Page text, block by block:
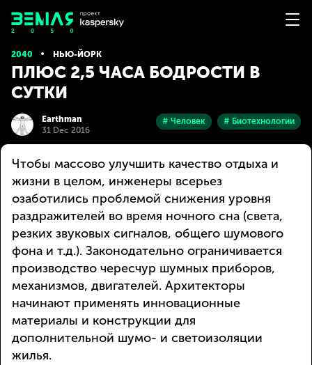
2040 НЬЮ-ЙОРК
ПЛЮС 2,5 ЧАСА БОДРОСТИ В
СУТКИ
Earthman
31 Dec 2016
# Человек # Биотехнологии
Чтобы массово улучшить качество отдыха и
жизни в целом, инженеры всерьез
озаботились проблемой снижения уровня
раздражителей во время ночного сна (света,
резких звуковых сигналов, общего шумового
фона и т.д.). Законодательно ограничивается
производство чересчур шумных приборов,
механизмов, двигателей. Архитекторы
начинают применять инновационные
материалы и конструкции для
дополнительной шумо- и светоизоляции
жилья.